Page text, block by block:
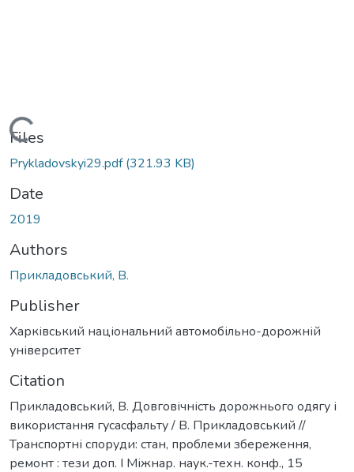
Loading...
Files
Prykladovskyi29.pdf(321.93 KB)
Date
2019
Authors
Прикладовський, В.
Publisher
Харківський національний автомобільно-дорожній
університет
Citation
Прикладовський, В. Довговічність дорожнього одягу і
використання гусасфальту / В. Прикладовський //
Транспортні споруди: стан, проблеми збереження,
ремонт : тези доп. I Міжнар. наук.-техн. конф., 15